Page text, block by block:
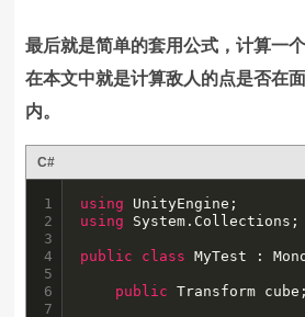
最后就是简单的套用公式，计算一
在本文中就是计算敌人的点是否在
内。
C#
1
2
3
4
5
6
7
using
using System.Collections;
public class MyTest :
public Transform cube;